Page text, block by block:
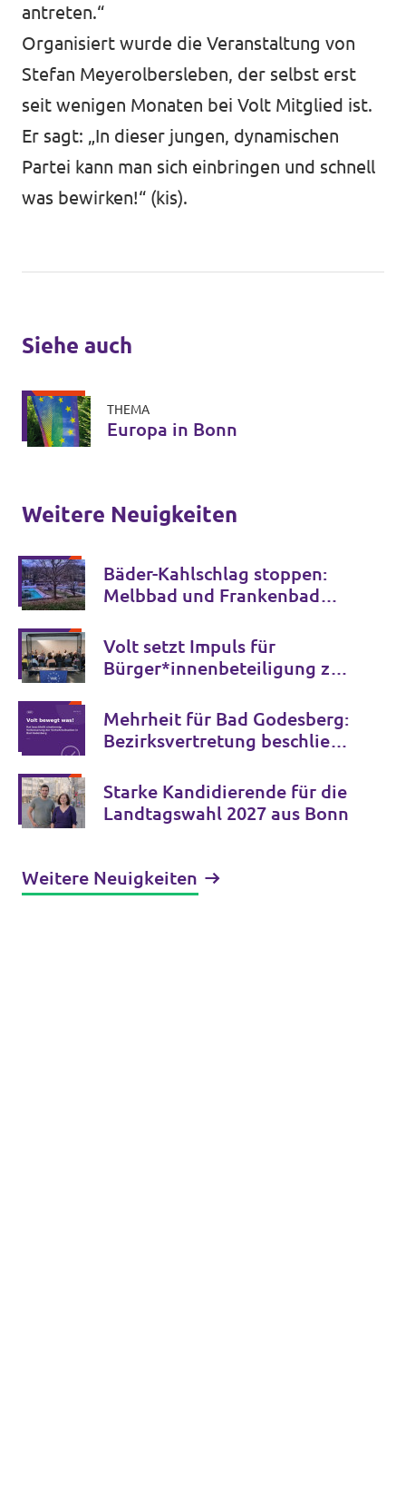
antreten.“
Organisiert wurde die Veranstaltung von
Stefan Meyerolbersleben, der selbst erst
seit wenigen Monaten bei Volt Mitglied ist.
Er sagt: „In dieser jungen, dynamischen
Partei kann man sich einbringen und schnell
was bewirken!“ (kis).
Siehe auch
THEMA
Europa in Bonn
Weitere Neuigkeiten
Bäder-Kahlschlag stoppen:
Melbbad und Frankenbad
Volt setzt Impuls für
Bürger*innenbeteiligung zur
Mehrheit für Bad Godesberg:
Bezirksvertretung beschließt
Starke Kandidierende für die
Landtagswahl 2027 aus Bonn
Weitere Neuigkeiten